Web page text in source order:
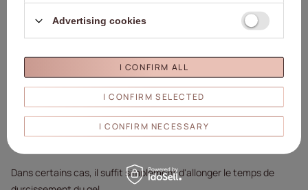
ATTENTION !
Avant utilisation, vérifiez que votre lampe est compatible avec le
gel.
En raison de modifications apportées aux photo-initiateurs, tous
les gels ne durcissent pas correctement sous des lampes LED/UV
dont le spectre ne se situe pas entre 385 et 395 nm.
Dans certains cas, il suffit simplement d'allonger le temps de
Advertising cookies
I CONFIRM SELECTED
I CONFIRM NECESSARY
I CONFIRM ALL